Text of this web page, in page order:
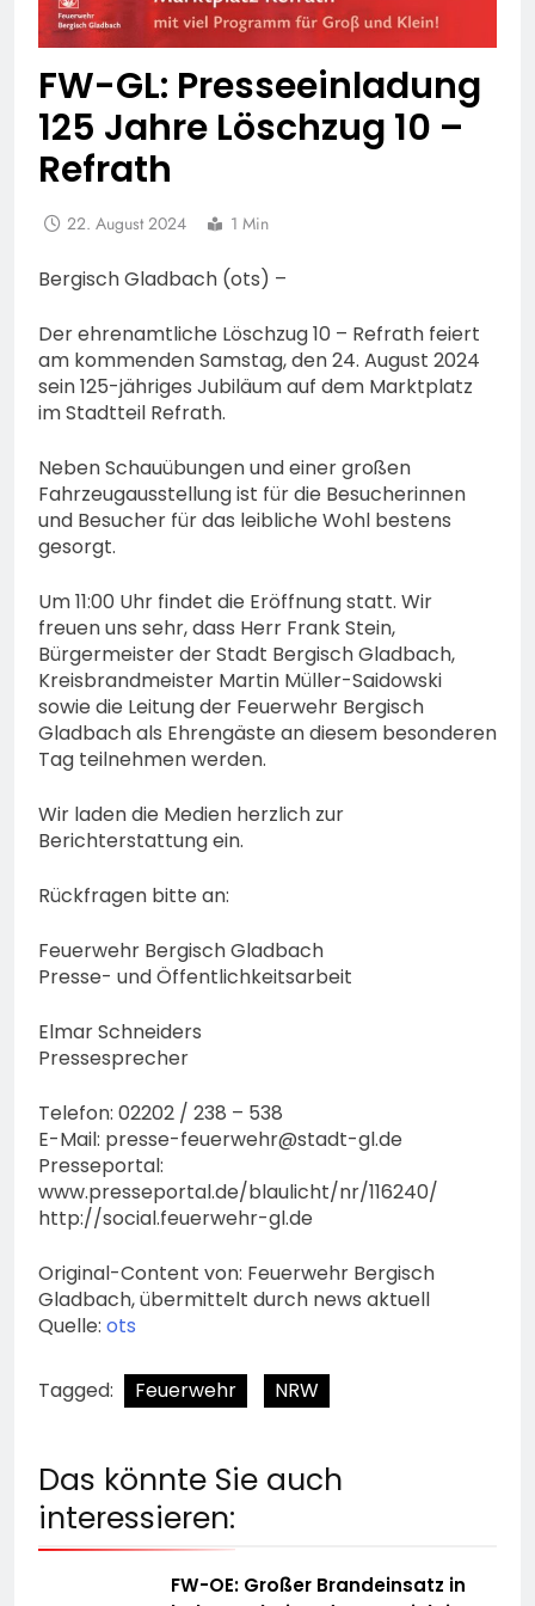
FW-GL: Presseeinladung
125 Jahre Löschzug 10 –
Refrath
22. August 2024 1 Min
Bergisch Gladbach (ots) –
Der ehrenamtliche Löschzug 10 – Refrath feiert
am kommenden Samstag, den 24. August 2024
sein 125-jähriges Jubiläum auf dem Marktplatz
im Stadtteil Refrath.
Neben Schauübungen und einer großen
Fahrzeugausstellung ist für die Besucherinnen
und Besucher für das leibliche Wohl bestens
gesorgt.
Um 11:00 Uhr findet die Eröffnung statt. Wir
freuen uns sehr, dass Herr Frank Stein,
Bürgermeister der Stadt Bergisch Gladbach,
Kreisbrandmeister Martin Müller-Saidowski
sowie die Leitung der Feuerwehr Bergisch
Gladbach als Ehrengäste an diesem besonderen
Tag teilnehmen werden.
Wir laden die Medien herzlich zur
Berichterstattung ein.
Rückfragen bitte an:
Feuerwehr Bergisch Gladbach
Presse- und Öffentlichkeitsarbeit
Elmar Schneiders
Pressesprecher
Telefon: 02202 / 238 – 538
E-Mail: presse-feuerwehr@stadt-gl.de
Presseportal:
www.presseportal.de/blaulicht/nr/116240/
http://social.feuerwehr-gl.de
Original-Content von: Feuerwehr Bergisch
Gladbach, übermittelt durch news aktuell
Quelle: ots
Tagged: Feuerwehr NRW
Das könnte Sie auch
interessieren:
FW-OE: Großer Brandeinsatz in